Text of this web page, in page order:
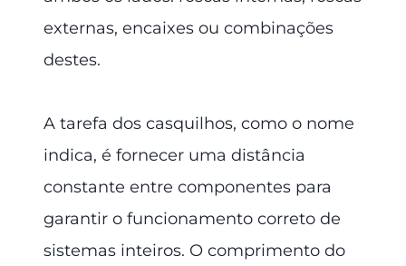
externas, encaixes ou combinações
destes.
A tarefa dos casquilhos, como o nome
indica, é fornecer uma distância
constante entre componentes para
garantir o funcionamento correto de
sistemas inteiros. O comprimento do